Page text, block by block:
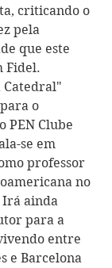
criticando o
pela
que este
Fidel.
Catedral"
o
PEN Clube
se em
professor
no
Irá ainda
para a
entre
e Barcelona